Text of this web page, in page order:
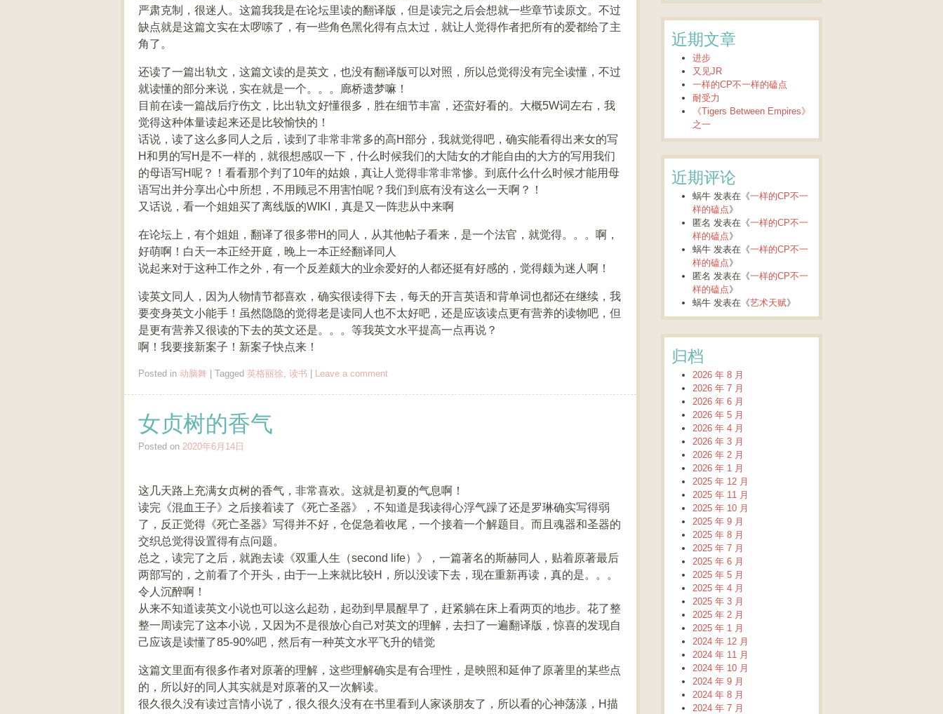
严肃克制，很迷人。这篇我我是在论坛里读的翻译版，但是读完之后会想就一些章节读原文。不过
缺点就是这篇文实在太啰嗦了，有一些角色黑化得有点太过，就让人觉得作者把所有的爱都给了主
角了。
还读了一篇出轨文，这篇文读的是英文，也没有翻译版可以对照，所以总觉得没有完全读懂，不过
就读懂的部分来说，实在就是一个。。。廊桥遗梦嘛！
目前在读一篇战后疗伤文，比出轨文好懂很多，胜在细节丰富，还蛮好看的。大概5W词左右，我
觉得这种体量读起来还是比较愉快的！
话说，读了这么多同人之后，读到了非常非常多的高H部分，我就觉得吧，确实能看得出来女的写
H和男的写H是不一样的，就很想感叹一下，什么时候我们的大陆女的才能自由的大方的写用我们
的母语写H呢？！看看那个判了10年的姑娘，真让人觉得非常非常惨。到底什么什么时候才能用母
语写出并分享出心中所想，不用顾忌不用害怕呢？我们到底有没有这么一天啊？！
又话说，看一个姐姐买了离线版的WIKI，真是又一阵悲从中来啊
在论坛上，有个姐姐，翻译了很多带H的同人，从其他帖子看来，是一个法官，就觉得。。。啊，
好萌啊！白天一本正经开庭，晚上一本正经翻译同人
说起来对于这种工作之外，有一个反差颇大的业余爱好的人都还挺有好感的，觉得颇为迷人啊！
读英文同人，因为人物情节都喜欢，确实很读得下去，每天的开言英语和背单词也都还在继续，我
要变身英文小能手！虽然隐隐的觉得老是读同人也不太好吧，还是应该读点更有营养的读物吧，但
是更有营养又很读的下去的英文还是。。。等我英文水平提高一点再说？
啊！我要接新案子！新案子快点来！
Posted in 动脑舞 Tagged 英格丽徐, 读书 Leave a comment
女贞树的香气
Posted on 2020年6月14日
这几天路上充满女贞树的香气，非常喜欢。这就是初夏的气息啊！
读完《混血王子》之后接着读了《死亡圣器》，不知道是我读得心浮气躁了还是罗琳确实写得弱
了，反正觉得《死亡圣器》写得并不好，仓促急着收尾，一个接着一个解题目。而且魂器和圣器的
交织总觉得设置得有点问题。
总之，读完了之后，就跑去读《双重人生（second life）》，一篇著名的斯赫同人，贴着原著最后
两部写的，之前看了个开头，由于一上来就比较H，所以没读下去，现在重新再读，真的是。。。
令人沉醉啊！
从来不知道读英文小说也可以这么起劲，起劲到早晨醒早了，赶紧躺在床上看两页的地步。花了整
整一周读完了这本小说，又因为不是很放心自己对英文的理解，去扫了一遍翻译版，惊喜的发现自
己应该是读懂了85-90%吧，然后有一种英文水平飞升的错觉
这篇文里面有很多作者对原著的理解，这些理解确实是有合理性，是映照和延伸了原著里的某些点
的，所以好的同人其实就是对原著的又一次解读。
很久很久没有读过言情小说了，很久很久没有在书里看到人家谈朋友了，所以看的心神荡漾，H描
近期文章
进步
又见JR
一样的CP不一样的磕点
耐受力
《Tigers Between Empires》
之一
近期评论
蜗牛 发表在《一样的CP不一
样的磕点》
匿名 发表在《一样的CP不一
样的磕点》
蜗牛 发表在《一样的CP不一
样的磕点》
匿名 发表在《一样的CP不一
样的磕点》
蜗牛 发表在《艺术天赋》
归档
2026 年 8 月
2026 年 7 月
2026 年 6 月
2026 年 5 月
2026 年 4 月
2026 年 3 月
2026 年 2 月
2026 年 1 月
2025 年 12 月
2025 年 11 月
2025 年 10 月
2025 年 9 月
2025 年 8 月
2025 年 7 月
2025 年 6 月
2025 年 5 月
2025 年 4 月
2025 年 3 月
2025 年 2 月
2025 年 1 月
2024 年 12 月
2024 年 11 月
2024 年 10 月
2024 年 9 月
2024 年 8 月
2024 年 7 月